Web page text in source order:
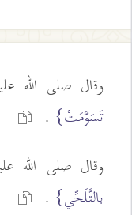
وقال صلى الله
تَسَوَّمَتْ} .
وقال صلى الله
بالتَّلَحِّي} .